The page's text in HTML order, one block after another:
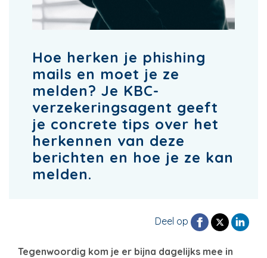
Hoe herken je phishing
mails en moet je ze
melden? Je KBC-
verzekeringsagent geeft
je concrete tips over het
herkennen van deze
berichten en hoe je ze kan
melden.
Deel op
Tegenwoordig kom je er bijna dagelijks mee in